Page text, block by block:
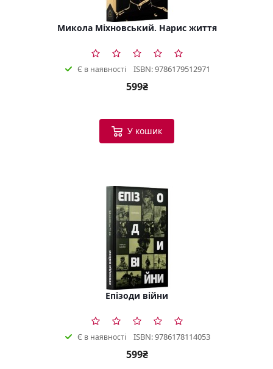
Микола Міхновський. Нарис життя
Є в наявності ISBN: 9786179512971
599₴
У кошик
Епізоди війни
Є в наявності ISBN: 9786178114053
599₴